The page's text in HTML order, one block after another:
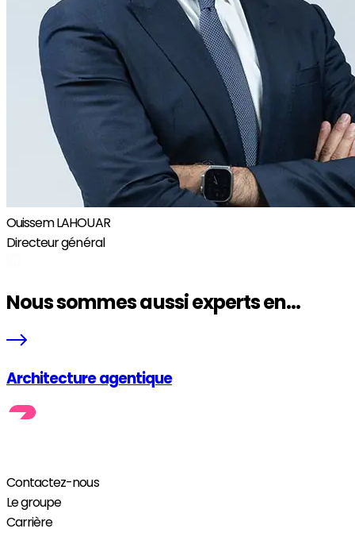
Ouissem LAHOUAR
Directeur général
Nous sommes aussi experts en...
Architecture agentique
Contactez-nous
Le groupe
Carrière